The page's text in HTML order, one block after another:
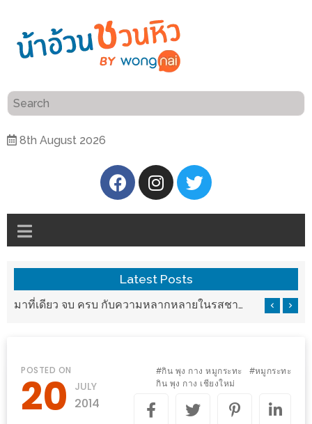
8th August 2026
แนะนำ
อ้วน
ความ
เป็น
ศิริ
ปัน
นาฯ
เชียงใหม่
เล่น
กัน
Latest Posts
มาที่เดียว จบ ครบ กับความหลากหลายในรสชาติที่นำมาจากทั่วเมืองจีนที่ HAN The Chinese Cuisine
POSTED ON
20 JULY
2014
#กิน พุง กาง หมูกระทะ #หมูกระทะ
กิน พุง กาง เชียงใหม่